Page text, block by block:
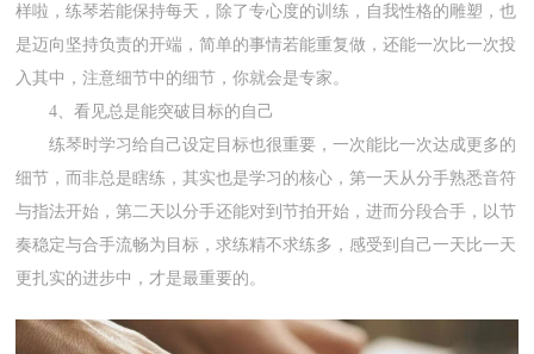
样啦，练琴若能保持每天，除了专心度的训练，自我性格的雕塑，也
是迈向坚持负责的开端，简单的事情若能重复做，还能一次比一次投
入其中，注意细节中的细节，你就会是专家。
4、看见总是能突破目标的自己
练琴时学习给自己设定目标也很重要，一次能比一次达成更多的
细节，而非总是瞎练，其实也是学习的核心，第一天从分手熟悉音符
与指法开始，第二天以分手还能对到节拍开始，进而分段合手，以节
奏稳定与合手流畅为目标，求练精不求练多，感受到自己一天比一天
更扎实的进步中，才是最重要的。